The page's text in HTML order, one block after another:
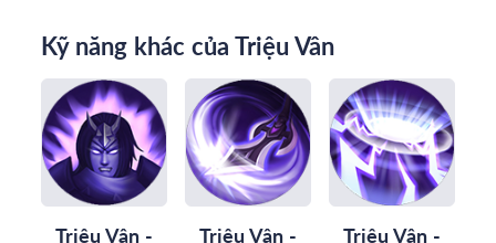
Kỹ năng khác của Triệu Vân
Triệu Vân -
Triệu Vân -
Triệu Vân -